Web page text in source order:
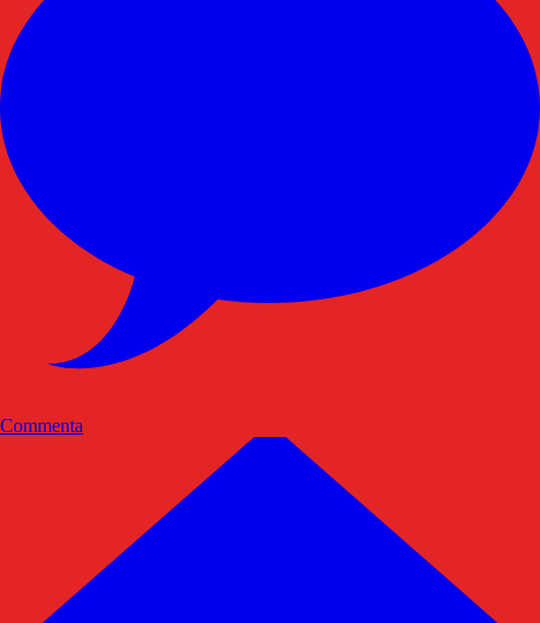
Commenta